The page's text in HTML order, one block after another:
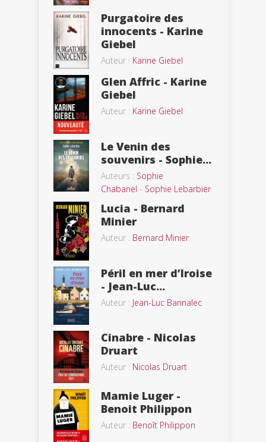
Purgatoire des
innocents - Karine
Giebel
Auteur : Karine Giebel
Glen Affric - Karine
Giebel
Auteur : Karine Giebel
Le Venin des
souvenirs - Sophie...
Auteurs : Sophie
Chabanel - Sophie Lebarbier
Lucia - Bernard
Minier
Auteur : Bernard Minier
Péril en mer d’Iroise
- Jean-Luc...
Auteur : Jean-Luc Bannalec
Cinabre - Nicolas
Druart
Auteur : Nicolas Druart
Mamie Luger -
Benoit Philippon
Auteur : Benoît Philippon